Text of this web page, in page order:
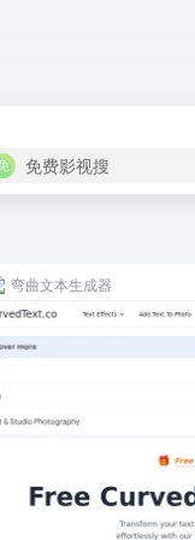
免费影视搜
弯曲文本生成器